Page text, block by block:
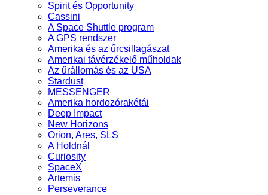
Spirit és Opportunity
Cassini
A Space Shuttle program
A GPS rendszer
Amerika és az űrcsillagászat
Amerikai távérzékelő műholdak
Az űrállomás és az USA
Stardust
MESSENGER
Amerika hordozórakétái
Deep Impact
New Horizons
Orion, Ares, SLS
A Holdnál
Curiosity
SpaceX
Artemis
Perseverance